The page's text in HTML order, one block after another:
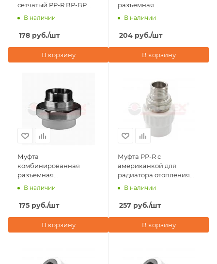
сетчатый PP-R ВР-ВР
20х1/2" Valfex, белый
В наличии
178 руб./шт
В корзину
разъемная
(американка) НР 20х1/2"
В наличии
204 руб./шт
В корзину
Муфта
комбинированная
разъемная
(американка) НР 20х1/2"
В наличии
175 руб./шт
В корзину
Муфта PP-R с
американкой для
радиатора отопления
НР 20х1/2" Valfex
В наличии
257 руб./шт
В корзину